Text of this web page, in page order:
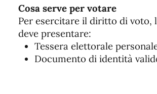
Cosa serve per votare
Per esercitare il diritto di voto,
deve presentare:
Tessera elettorale
Documento di identità